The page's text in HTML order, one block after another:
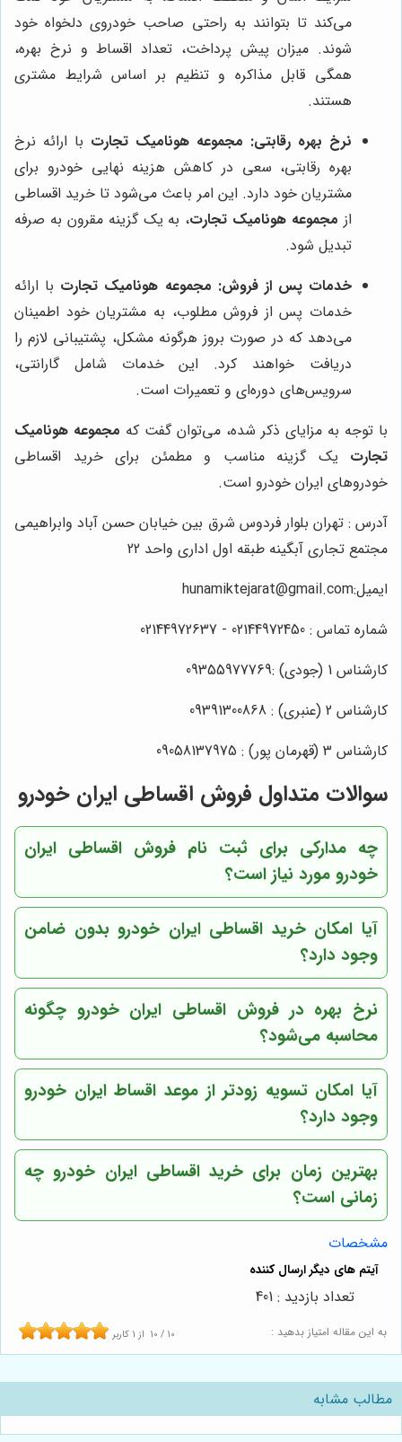
می‌کند تا بتوانند به راحتی صاحب خودروی دلخواه خود
شوند. میزان پیش پرداخت، تعداد اقساط و نرخ بهره،
همگی قابل مذاکره و تنظیم بر اساس شرایط مشتری
هستند.
نرخ بهره رقابتی: مجموعه هونامیک تجارت با ارائه نرخ
بهره رقابتی، سعی در کاهش هزینه نهایی خودرو برای
مشتریان خود دارد. این امر باعث می‌شود تا خرید اقساطی
از مجموعه هونامیک تجارت، به یک گزینه مقرون به صرفه
تبدیل شود.
خدمات پس از فروش: مجموعه هونامیک تجارت با ارائه
خدمات پس از فروش مطلوب، به مشتریان خود اطمینان
می‌دهد که در صورت بروز هرگونه مشکل، پشتیبانی لازم را
دریافت خواهند کرد. این خدمات شامل گارانتی،
سرویس‌های دوره‌ای و تعمیرات است.
با توجه به مزایای ذکر شده، می‌توان گفت که مجموعه هونامیک
تجارت یک گزینه مناسب و مطمئن برای خرید اقساطی
خودروهای ایران خودرو است.
آدرس : تهران بلوار فردوس شرق بین خیابان حسن آباد وابراهیمی
مجتمع تجاری آبگینه طبقه اول اداری واحد 22
ایمیل:hunamiktejarat@gmail.com
شماره تماس : 02144972450 - 02144972637
کارشناس 1 (جودی) :09355977769
کارشناس 2 (عنبری) : 09391300868
کارشناس 3 (قهرمان پور) : 09058137975
سوالات متداول فروش اقساطی ایران خودرو
چه مدارکی برای ثبت نام فروش اقساطی ایران
خودرو مورد نیاز است؟
آیا امکان خرید اقساطی ایران خودرو بدون ضامن
وجود دارد؟
نرخ بهره در فروش اقساطی ایران خودرو چگونه
محاسبه می‌شود؟
آیا امکان تسویه زودتر از موعد اقساط ایران خودرو
وجود دارد؟
بهترین زمان برای خرید اقساطی ایران خودرو چه
زمانی است؟
مشخصات
به این مقاله امتیاز بدهید : 10 / 10 از 1 کاربر
تعداد بازدید : 401
مطالب مشابه